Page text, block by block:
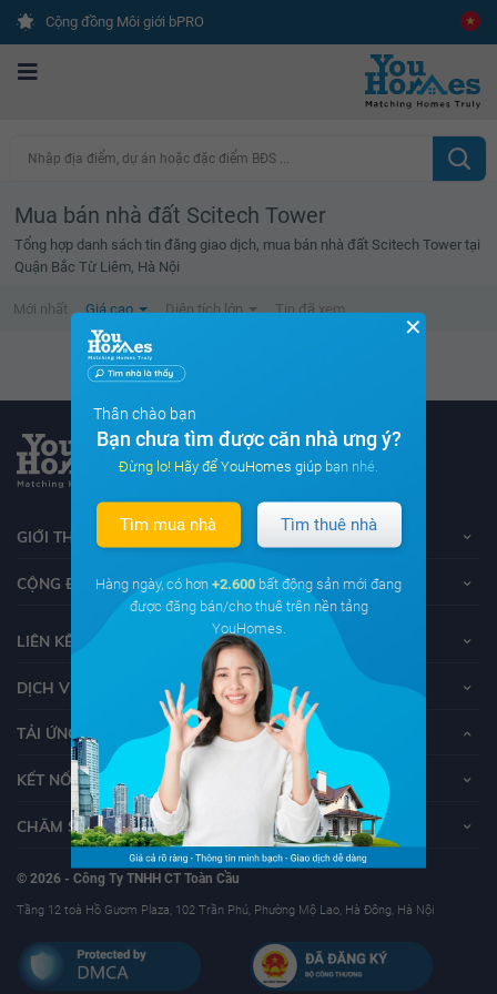
Cộng đồng Môi giới bPRO
Nhập địa điểm, dự án hoặc đặc điểm BĐS ...
Mua bán nhà đất Scitech Tower
Tổng hợp danh sách tin đăng giao dịch, mua bán nhà đất Scitech Tower tại
Quận Bắc Từ Liêm, Hà Nội
Mới nhất Giá cao Diện tích lớn Tin đã xem
Không tìm thấy tin bất động sản nào
GIỚI THIỆU VỀ YOUHOMES
CỘNG ĐỒNG YOUHOMERS
LIÊN KẾT
DỊCH VỤ KHÁCH HÀNG
TẢI ỨNG DỤNG YOUHOMES
KẾT NỐI VỚI YOUHOMES
CHĂM SÓC KHÁCH HÀNG
© 2026 - Công Ty TNHH CT Toàn Cầu
Tầng 12 toà Hồ Gươm Plaza, 102 Trần Phú, Phường Mộ Lao, Hà Đông, Hà Nội
✕
Thân chào bạn
Bạn chưa tìm được căn nhà ưng ý?
Đừng lo! Hãy để YouHomes giúp bạn nhé.
Tìm mua nhà Tìm thuê nhà
Hàng ngày, có hơn +2.600 bất động sản mới đang
được đăng bán/cho thuê trên nền tảng
YouHomes.